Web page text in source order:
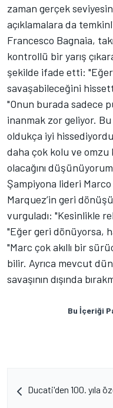
zaman gerçek
açıklamalara da
Francesco Bagnaia,
kontrollü bir yarış
şekilde ifade etti:
savaşabileceğini
"Onun burada sadece
inanmak zor geliyor.
oldukça iyi
daha çok kolu ve
olacağını
Şampiyona lideri
Marquez’in geri
vurguladı: "Kesinlikle
"Eğer geri dönüyorsa,
"Marc çok akıllı bir
bilir. Ayrıca mevcut
savaşının dışında
Bu İçeriği
Ducati'den 100. yıla